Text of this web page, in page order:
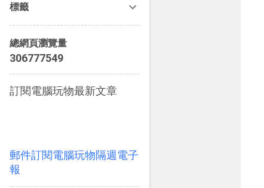
標籤
總網頁瀏覽量
306777549
訂閱電腦玩物最新文章
郵件訂閱電腦玩物隔週電子
報